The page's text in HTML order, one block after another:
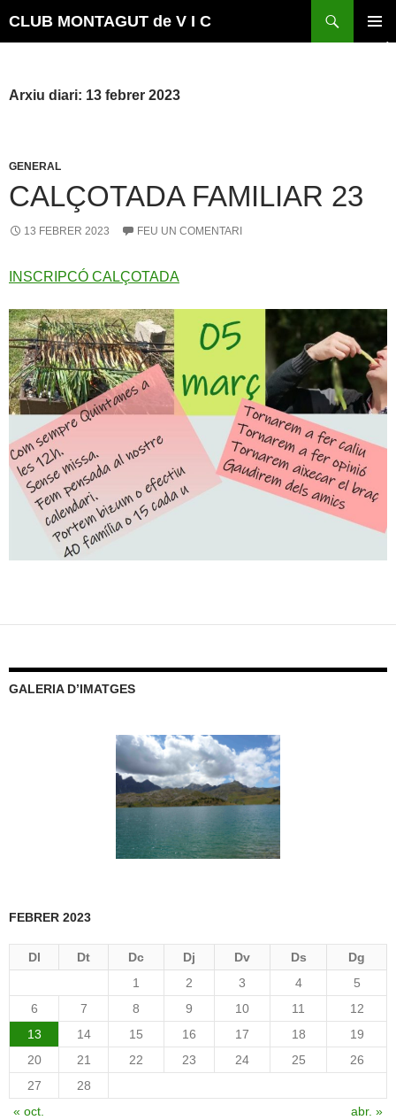
CLUB MONTAGUT de V I C
Arxiu diari: 13 febrer 2023
GENERAL
CALÇOTADA FAMILIAR 23
13 FEBRER 2023 FEU UN COMENTARI
INSCRIPCÓ CALÇOTADA
GALERIA D’IMATGES
FEBRER 2023
Dl Dt Dc Dj Dv Ds
Dg
1
2 3 4
5
6
7 8 9 10 11
12
13
14 15 16 17 18
19
20
21 22 23 24 25
26
27
28
« oct.
abr. »